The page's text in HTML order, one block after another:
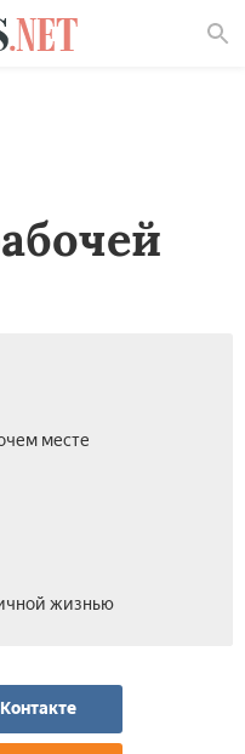
месте
жизнью